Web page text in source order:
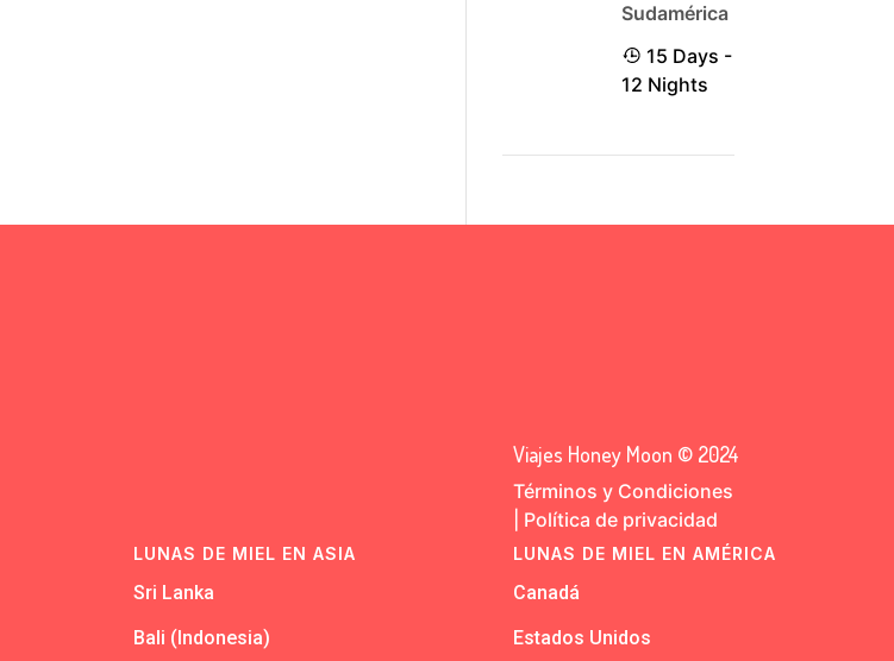
Sudamérica
15 Days -
12 Nights
Viajes Honey Moon © 2024
Términos y Condiciones
Política de privacidad
LUNAS DE MIEL EN ASIA
Sri Lanka
Bali (Indonesia)
LUNAS DE MIEL EN AMÉRICA
Canadá
Estados Unidos